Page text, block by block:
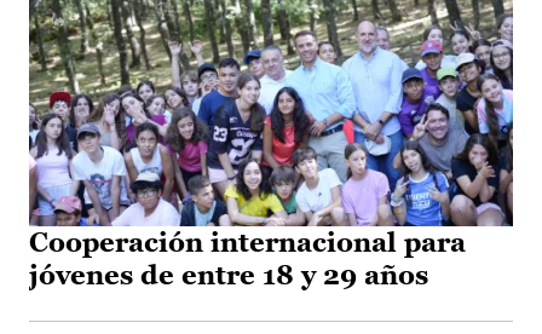
Cooperación internacional para
jóvenes de entre 18 y 29 años